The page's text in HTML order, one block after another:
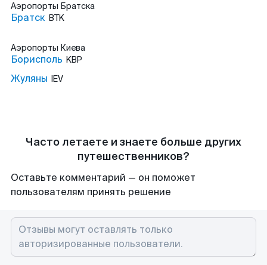
Аэропорты Братска
Братск BTK
Аэропорты Киева
Борисполь KBP
Жуляны IEV
Часто летаете и знаете больше других
путешественников?
Оставьте комментарий — он поможет
пользователям принять решение